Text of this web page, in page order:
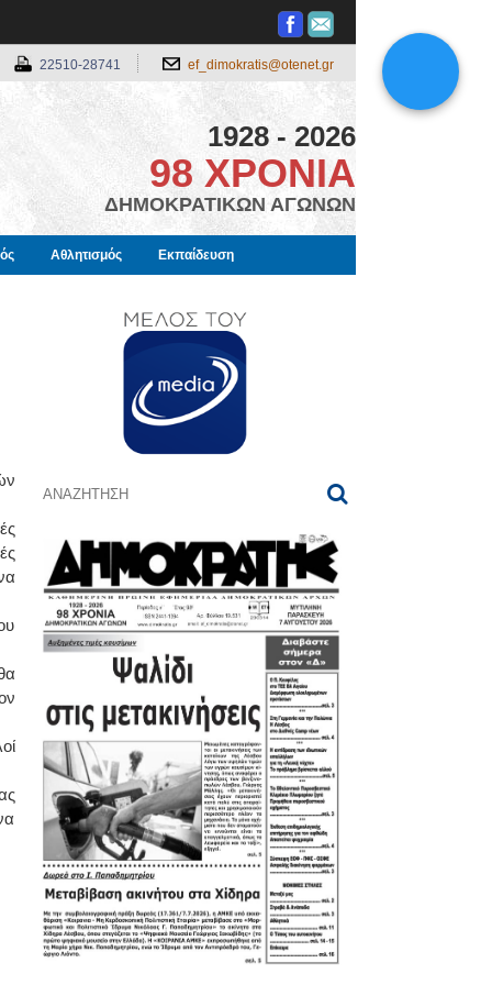
22510-28741 ef_dimokratis@otenet.gr
1928 - 2026
98 ΧΡΟΝΙΑ
ΔΗΜΟΚΡΑΤΙΚΩΝ ΑΓΩΝΩΝ
Αθλητισμός Εκπαίδευση